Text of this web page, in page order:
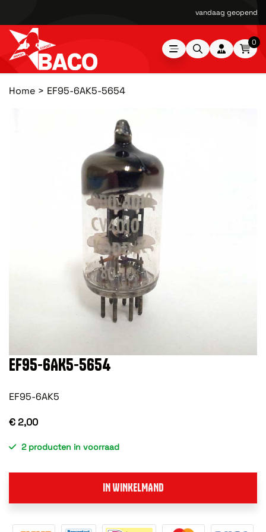
vandaag geopend
0
Home EF95-6AK5-5654
EF95-6AK5-5654
EF95-6AK5
€ 2,00
2 producten in voorraad
IN WINKELMAND